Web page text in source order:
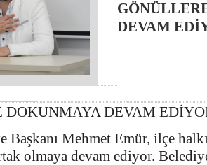
DEVAM
DOKUNMAYA DEVAM
Başkanı Mehmet Emür, ilçe
olmaya devam ediyor.